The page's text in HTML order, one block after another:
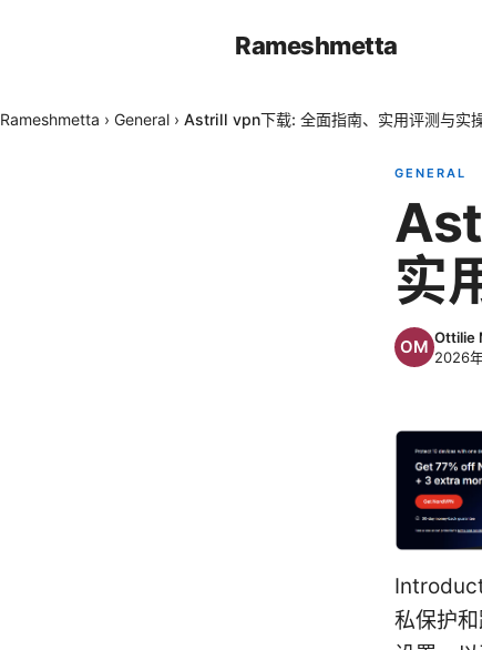
Rameshmetta
Rameshmetta › General › Astrill vpn下载: 全面指南、实用评测与实
GENERAL
实
Ottilie
2026
私保护